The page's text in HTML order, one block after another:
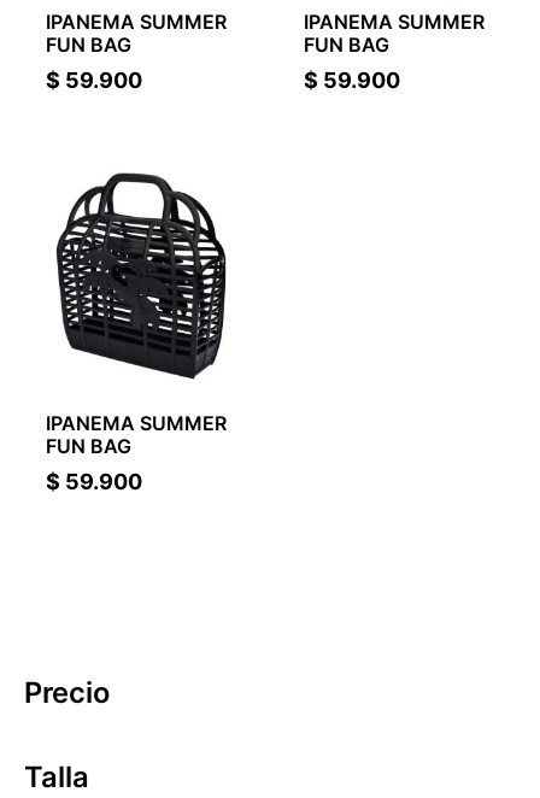
Precio
Talla
IPANEMA SUMMER
FUN BAG
$ 59.900
IPANEMA SUMMER
FUN BAG
$ 59.900
IPANEMA SUMMER
FUN BAG
$ 59.900